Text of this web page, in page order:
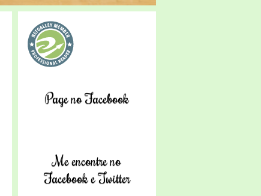
Page no Facebook
Me encontre no
Facebook e Twitter